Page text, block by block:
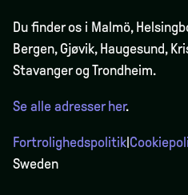
Du finder os i Malmö,
Bergen,Gjøvik, Haugesund,
Stavanger og Trondheim.
Se alle adresser her.
Fortrolighedspolitik
Sweden